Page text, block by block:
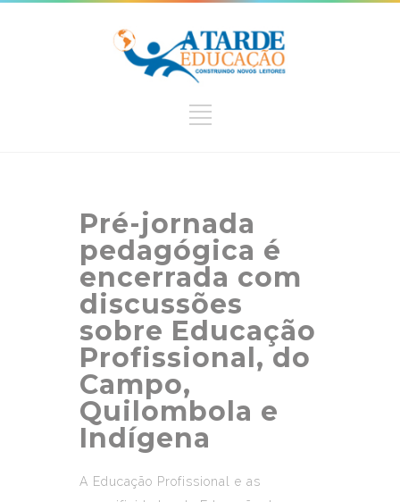
Pré-jornada
pedagógica é
encerrada com
discussões
sobre Educação
Profissional, do
Campo,
Quilombola e
Indígena
A Educação Profissional e as